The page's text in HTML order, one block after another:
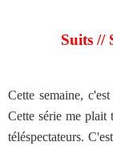
Suits //
Cette semaine,
Cette série me plait
téléspectateurs.